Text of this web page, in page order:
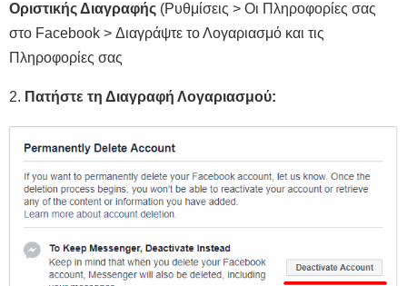
Οριστικής Διαγραφής (Ρυθμίσεις > Οι Πληροφορίες σας
στο Facebook > Διαγράψτε το Λογαριασμό και τις
Πληροφορίες σας
2. Πατήστε τη Διαγραφή Λογαριασμού: